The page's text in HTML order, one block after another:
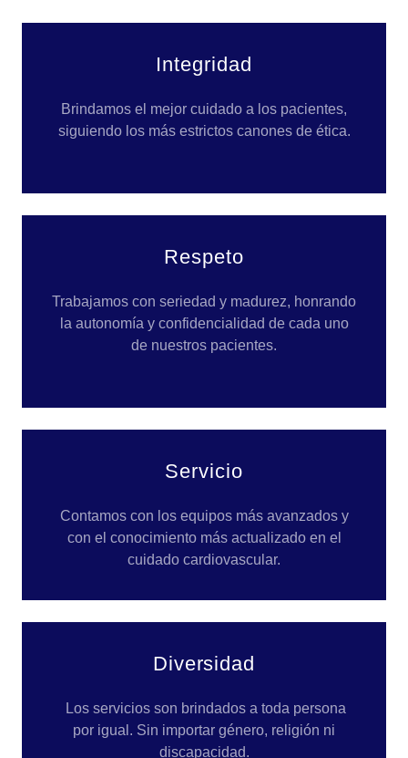
Integridad
Brindamos el mejor cuidado a los pacientes,
siguiendo los más estrictos canones de ética.
Respeto
Trabajamos con seriedad y madurez, honrando
la autonomía y confidencialidad de cada uno
de nuestros pacientes.
Servicio
Contamos con los equipos más avanzados y
con el conocimiento más actualizado en el
cuidado cardiovascular.
Diversidad
Los servicios son brindados a toda persona
por igual. Sin importar género, religión ni
discapacidad.